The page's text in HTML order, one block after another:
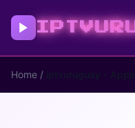
Home / iptvuruguay -